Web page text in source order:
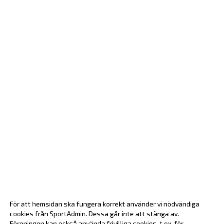
För att hemsidan ska fungera korrekt använder vi nödvändiga
cookies från SportAdmin. Dessa går inte att stänga av.